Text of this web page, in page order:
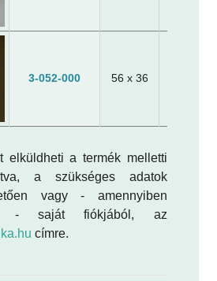
3-052-000 56 x 36
elküldheti a termék melletti
a szükséges adatok
vagy - amennyiben
- saját fiókjából, az
címre.